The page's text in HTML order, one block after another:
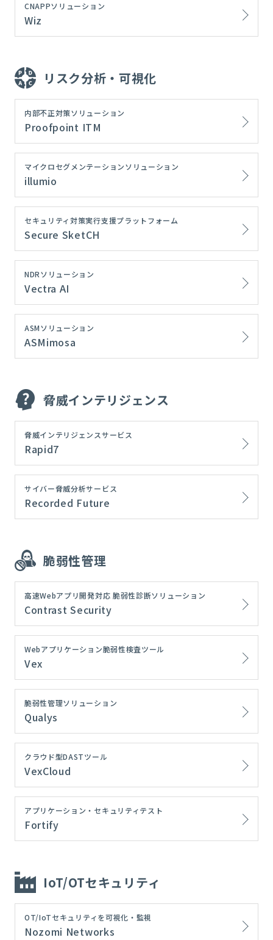
CNAPPソリューション
Wiz
リスク分析・可視化
内部不正対策ソリューション
Proofpoint ITM
マイクロセグメンテーションソリューション
illumio
セキュリティ対策実行支援プラットフォーム
Secure SketCH
NDRソリューション
Vectra AI
ASMソリューション
ASMimosa
脅威インテリジェンス
脅威インテリジェンスサービス
Rapid7
サイバー脅威分析サービス
Recorded Future
脆弱性管理
高速Webアプリ開発対応 脆弱性診断ソリューション
Contrast Security
Webアプリケーション脆弱性検査ツール
Vex
脆弱性管理ソリューション
Qualys
クラウド型DASTツール
VexCloud
アプリケーション・セキュリティテスト
Fortify
IoT/OTセキュリティ
OT/IoTセキュリティを可視化・監視
Nozomi Networks